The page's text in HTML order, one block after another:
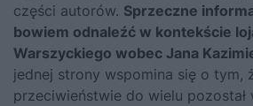
części autorów. Sprzeczne
bowiem odnaleźć w kontekście
Warszyckiego wobec Jana
jednej strony wspomina się o tym,
przeciwieństwie do wielu